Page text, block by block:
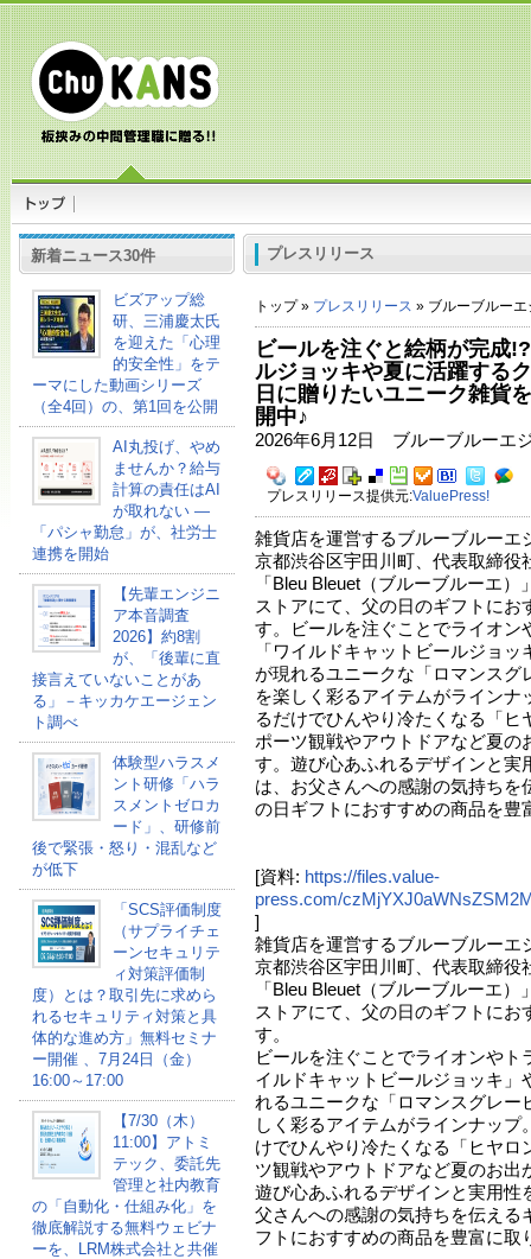
新着ニュース30件
ビズアップ総
研、三浦慶太氏
を迎えた「心理
的安全性」をテ
ーマにした動画シリーズ
（全4回）の、第1回を公開
AI丸投げ、やめ
ませんか？給与
計算の責任はAI
が取れない ―
「パシャ勤怠」が、社労士
連携を開始
【先輩エンジニ
ア本音調査
2026】約8割
が、「後輩に直
接言えていないことがあ
る」－キッカケエージェン
ト調べ
体験型ハラスメ
ント研修「ハラ
スメントゼロカ
ード」、研修前
後で緊張・怒り・混乱など
が低下
「SCS評価制度
（サプライチェ
ーンセキュリテ
ィ対策評価制
度）とは？取引先に求めら
れるセキュリティ対策と具
体的な進め方」無料セミナ
ー開催 、7月24日（金）
16:00～17:00
【7/30（木）
11:00】アトミ
テック、委託先
管理と社内教育
の「自動化・仕組み化」を
徹底解説する無料ウェビナ
ーを、LRM株式会社と共催
プレスリリース
トップ » プレスリリース » ブルーブルー
ビールを注ぐと絵柄が完成
ルジョッキや夏に活躍する
日に贈りたいユニーク雑貨
開中♪
2026年6月12日 ブルーブルーエ
プレスリリース提供元:ValuePress!
雑貨店を運営するブルーブルーエ
京都渋谷区宇田川町、代表取締役
「Bleu Bleuet（ブルーブルーエ
ストアにて、父の日のギフトにお
す。ビールを注ぐことでライオン
「ワイルドキャットビールジョ
が現れるユニークな「ロマンスグ
を楽しく彩るアイテムがラインナ
るだけでひんやり冷たくなる「ヒ
ポーツ観戦やアウトドアなど夏の
す。遊び心あふれるデザインと実
は、お父さんへの感謝の気持ちを
の日ギフトにおすすめの商品を豊
[資料: https://files.value-
press.com/
]
雑貨店を運営するブルーブルーエ
京都渋谷区宇田川町、代表取締役
「Bleu Bleuet（ブルーブルーエ
ストアにて、父の日のギフトにお
す。
ビールを注ぐことでライオンやト
イルドキャットビールジョッキ」
れるユニークな「ロマンスグレー
しく彩るアイテムがラインナッ
けでひんやり冷たくなる「ヒヤロ
ツ観戦やアウトドアなど夏のお出
遊び心あふれるデザインと実用性
父さんへの感謝の気持ちを伝える
フトにおすすめの商品を豊富に取